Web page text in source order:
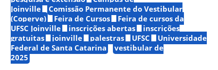
Joinville
Comissão Permanente do Vestibular
(Coperve)
Feira de Cursos
Feira de cursos da
UFSC Joinville
inscrições abertas
inscrições
gratuitas
joinville palestras UFSC
Universidade
Federal de Santa Catarina
vestibular de
2025